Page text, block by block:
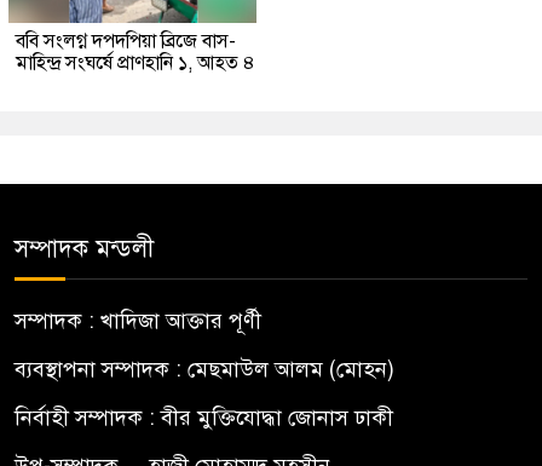
ববি সংলগ্ন দপদপিয়া ব্রিজে বাস-
মাহিন্দ্র সংঘর্ষে প্রাণহানি ১, আহত ৪
সম্পাদক মন্ডলী
সম্পাদক : খাদিজা আক্তার পূর্ণী
ব্যবস্থাপনা সম্পাদক : মেছমাউল আলম (মোহন)
নির্বাহী সম্পাদক : বীর মুক্তিযোদ্ধা জোনাস ঢাকী